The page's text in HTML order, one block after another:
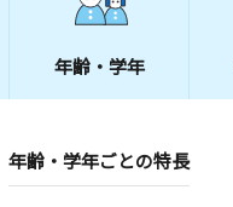
年齢・学年
年齢・学年ごとの特長